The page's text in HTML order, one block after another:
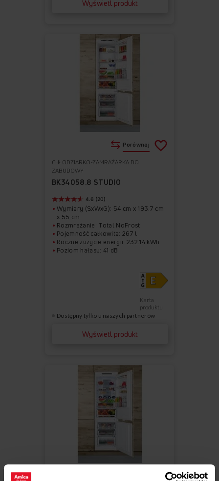
Wyświetl produkt
CHŁODZIARKO-ZAMRAŻARKA DO
ZABUDOWY
BK34058.8 STUDIO
Wyświetl produkt
4.6 (20)
Wymiary (SxWxG): 54 cm x 193.7 cm
x 55 cm
Rozmrażanie: Total NoFrost
Pojemność całkowita: 267 l
Roczne zużycie energii: 232.14 kWh
Poziom hałasu: 41 dB
Karta
produktu
Dostępny tylko u naszych partnerów
Porównaj